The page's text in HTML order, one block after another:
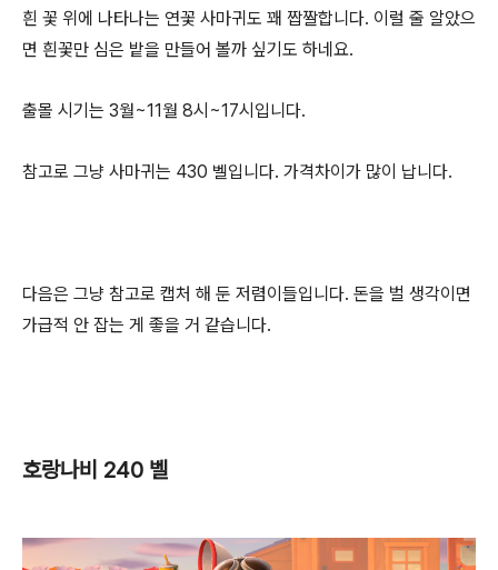
흰 꽃 위에 나타나는 연꽃 사마귀도 꽤 짭짤합니다. 이럴 줄 알았으
면 흰꽃만 심은 밭을 만들어 볼까 싶기도 하네요.
출몰 시기는 3월~11월 8시~17시입니다.
참고로 그냥 사마귀는 430 벨입니다. 가격차이가 많이 납니다.
다음은 그냥 참고로 캡처 해 둔 저렴이들입니다. 돈을 벌 생각이면
가급적 안 잡는 게 좋을 거 같습니다.
호랑나비 240 벨